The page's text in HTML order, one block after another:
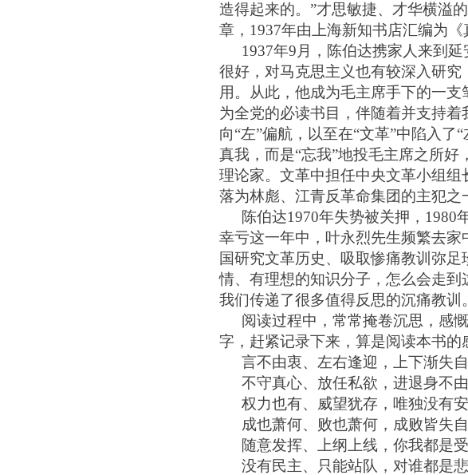
造得起来的。”才思敏捷、才华横溢
章，1937年由上海新知书店汇编为《
1937年9月，陈伯达携家人来到
很好，对马克思主义也有较深入研
用。从此，他成为毛主席手下的一
为全党的必读书目，伴随着并支持
向“左”偏航，以至在“文革”中陷入
真我，而是“忘我”地投毛主席之所
理论家。文革中担任中央文革小组
落为林彪、江青反革命集团的主犯之
陈伯达1970年失势被关押， 1980
幸亏这一年中，叶永烈先生频繁去
国研究文革历史、吸取惨痛教训弥
情、有理想的知识分子，怎么会走
我们传递了很多值得反思的沉痛教训。
阅读过程中，常常掩卷沉思，感
字，赶紧记录下来，算是阅读本书的
言不由衷、左右逢迎，上下渐失自
不守真心、放任私欲，进退身不由
权力也有、威望犹存，唯独没有安
成也萧何、败也萧何，成败皆失自
随意发挥、上纲上线，你我都是受
没有民主、只能站队，对谁都是悲